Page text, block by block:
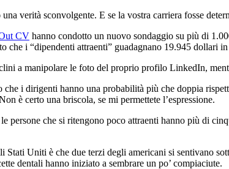
verità sconvolgente. E se la vostra carriera fosse
CV hanno condotto un nuovo sondaggio su più di
che i “dipendenti attraenti” guadagnano 19.945 dollari
a manipolare le foto del proprio profilo LinkedIn,
che i dirigenti hanno una probabilità più che doppia
è certo una briscola, se mi permettete l’espressione.
persone che si ritengono poco attraenti hanno più di
Stati Uniti è che due terzi degli americani si sentivano
dentali hanno iniziato a sembrare un po’ compiaciute.